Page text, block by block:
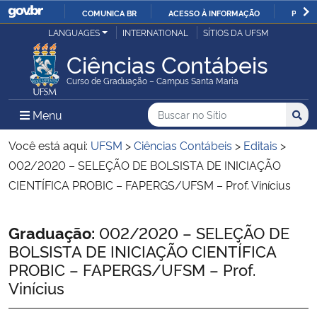
IR
O
COMUNICA BR ACESSO À INFORMAÇÃO
Ministério da Justiça e Segurança Pública
Ministério da Defesa
Ministério das Relações Exteriores
Ministério da Economia
Ministério da Agricultura, Pecuária e Abastecimento
Ministério da Educação
LANGUAGES INTERNATIONAL SÍTIOS DA UFSM
Ciências Contábeis
Curso de Graduação – Campus Santa Maria
Menu Menu Principal do Sítio
Busca
Buscar no no Sítio
Busca:
Você está aqui: UFSM >Ciências Contábeis > Editais >
002/2020 – SELEÇÃO DE BOLSISTA DE INICIAÇÃO
CIENTÍFICA PROBIC – FAPERGS/UFSM – Prof. Vinícius
Início do conteúdo
Graduação: 002/2020 – SELEÇÃO DE
BOLSISTA DE INICIAÇÃO CIENTÍFICA
PROBIC – FAPERGS/UFSM – Prof.
Vinícius